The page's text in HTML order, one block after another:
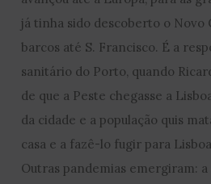
já tinha sido descoberto o Novo
barcos até S. Francisco. É a
sanitário do Porto, quando
de que a Peste chegasse a
da cidade e a população quis
casa e a fazê-lo fugir para
Outras pandemias emergiram: a